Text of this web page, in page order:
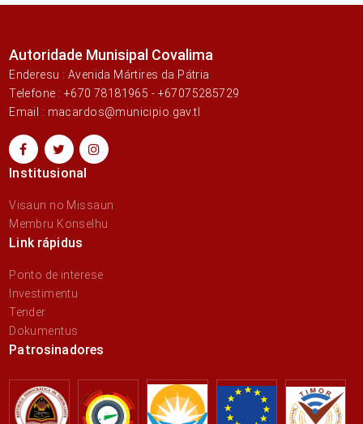
Autoridade Munisipal Covalima
Enderesu : Avenida Mártires da Pátria
Telefone : +670 78181965 - +67075285729
Email : macardos@municipio.gav.tl
Institusional
Visaun no Missaun
Membru Konselhu
Link rápidus
Ponto de interese
Investimentu
Tender
Dokumentus
Patrosinadores